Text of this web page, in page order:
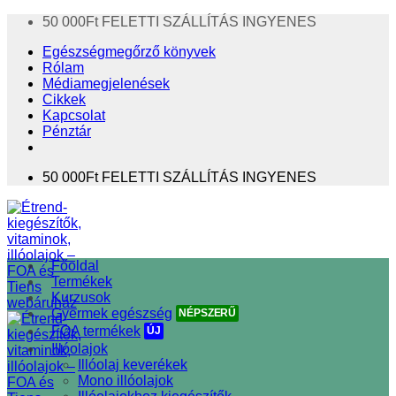
Skip
content
50 000Ft FELETTI SZÁLLÍTÁS INGYENES
Egészségmegőrző könyvek
Rólam
Médiamegjelenések
Cikkek
Kapcsolat
Pénztár
50 000Ft FELETTI SZÁLLÍTÁS INGYENES
Főoldal
Termékek
Kurzusok
Gyermek egészség
FOA termékek
Illóolajok
Illóolaj keverékek
Mono illóolajok